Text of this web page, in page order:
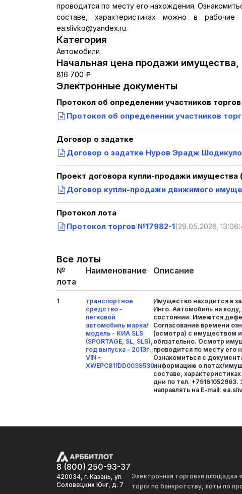
проводится по месту его нахождения.
составе, характеристиках можно в
ea.slivko@yandex.ru.
Категория
Автомобили
Начальная цена продажи имущества,
816 700 ₽
Электронные документы
Протокол об определении участников торгов
Протокол об определении участников
Договор о задатке
Договор о задатке Нуров Эрадж
Проект договора купли-продажи имущества
Договор купли-продажи движимого
Протокол лота
Протокол торгов №17982-1(29.05.2026,
Все лоты
№
лота
Наименование Описание
1
транспортное
средство -
легковой
автомобиль марка/
модель - КИА SLS
(SPORTAGE, SL, SLS),
год выпуска - 2013г.;
VIN -
XWEPC811DD0039530
Имущество находится в
Инго. Автомобиль на
состоянии. Имеются
Согласование времени
(осмотра) с имуществом
обязательно. Осмотр
проводится по месту его
Ознакомиться с
информацию о лотах/
составе,
дни по тел. +79161052963.
направлять на E-mail:
8 (800) 250-93-37
420034, г. Казань, ул.
Соловецких Юнг, д. 7
Электронная торговая площадка
торги по банкротству, лоты по